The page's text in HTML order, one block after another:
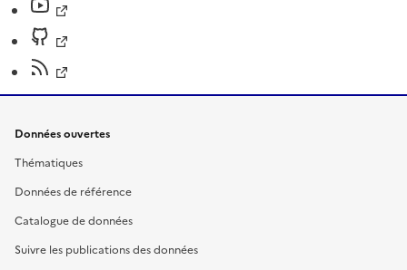
Données ouvertes
Thématiques
Données de référence
Catalogue de données
Suivre les publications des données